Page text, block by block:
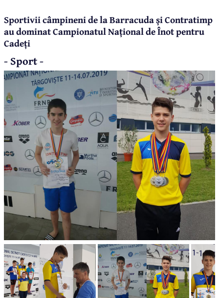
Sportivii câmpineni de la Barracuda și Contratimp
au dominat Campionatul Național de Înot pentru
Cadeți
- Sport -